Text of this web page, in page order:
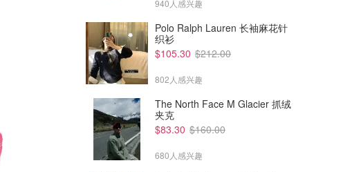
940人感兴趣
Polo Ralph Lauren 长袖麻花针
织衫
$105.30 $212.00
802人感兴趣
The North Face M Glacier 抓绒
夹克
$83.30 $160.00
680人感兴趣